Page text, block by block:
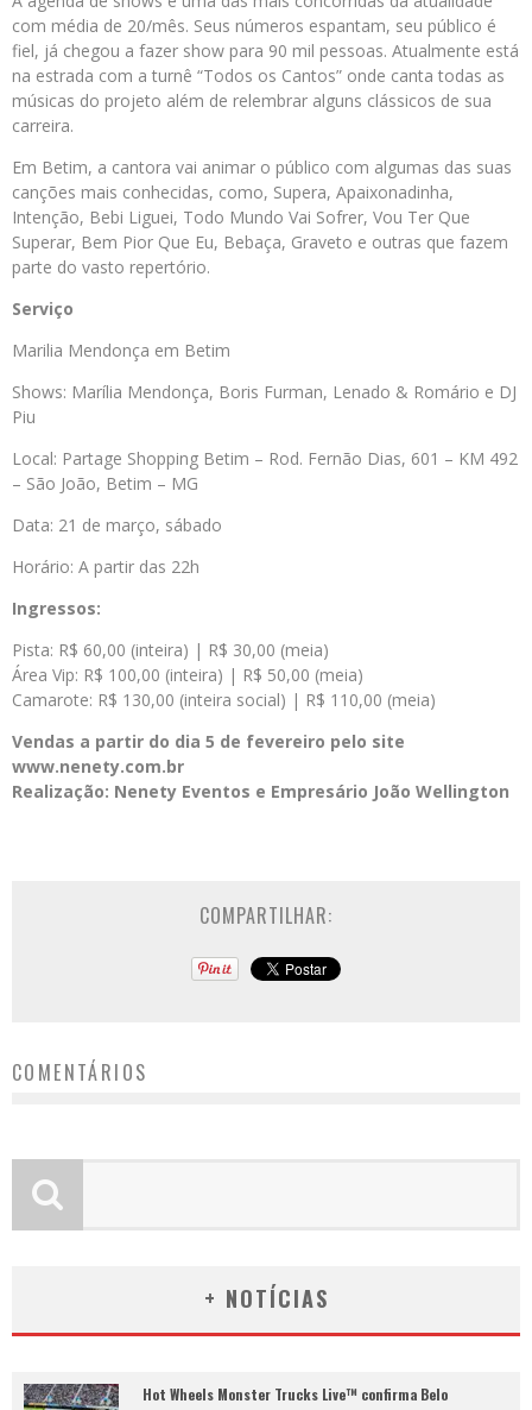
com média de 20/mês. Seus números espantam, seu público é
fiel, já chegou a fazer show para 90 mil pessoas. Atualmente está
na estrada com a turnê “Todos os Cantos” onde canta todas as
músicas do projeto além de relembrar alguns clássicos de sua
carreira.
Em Betim, a cantora vai animar o público com algumas das suas
canções mais conhecidas, como, Supera, Apaixonadinha,
Intenção, Bebi Liguei, Todo Mundo Vai Sofrer, Vou Ter Que
Superar, Bem Pior Que Eu, Bebaça, Graveto e outras que fazem
parte do vasto repertório.
Serviço
Marilia Mendonça em Betim
Shows: Marília Mendonça, Boris Furman, Lenado & Romário e DJ
Piu
Local: Partage Shopping Betim – Rod. Fernão Dias, 601 – KM 492
– São João, Betim – MG
Data: 21 de março, sábado
Horário: A partir das 22h
Ingressos:
Pista: R$ 60,00 (inteira) | R$ 30,00 (meia)
Área Vip: R$ 100,00 (inteira) | R$ 50,00 (meia)
Camarote: R$ 130,00 (inteira social) | R$ 110,00 (meia)
Vendas a partir do dia 5 de fevereiro pelo site
www.nenety.com.br
Realização: Nenety Eventos e Empresário João Wellington
COMPARTILHAR:
COMENTÁRIOS
+ NOTÍCIAS
Hot Wheels Monster Trucks Live™ confirma Belo